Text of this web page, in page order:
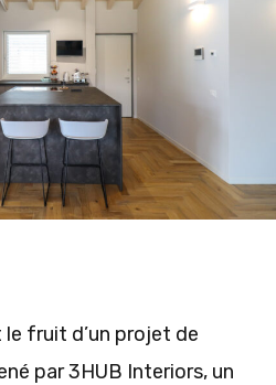
le fruit d’un projet de
par3HUB Interiors, un